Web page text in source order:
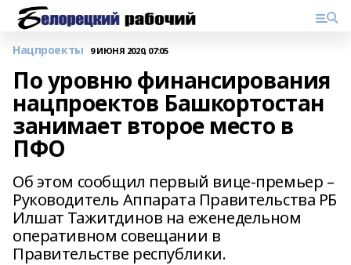
Нацпроекты 9 ИЮНЯ 2020, 07:05
По уровню финансирования
нацпроектов Башкортостан
занимает второе место в
ПФО
Об этом сообщил первый вице-премьер –
Руководитель Аппарата Правительства РБ
Илшат Тажитдинов на еженедельном
оперативном совещании в
Правительстве республики.